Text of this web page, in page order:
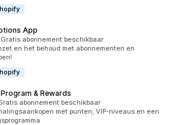
App
in totaal
Gratis abonnement beschikbaar
en het behoud met abonnementen en
& Rewards
in totaalabonnement beschikbaar
met punten, VIP-niveaus en een